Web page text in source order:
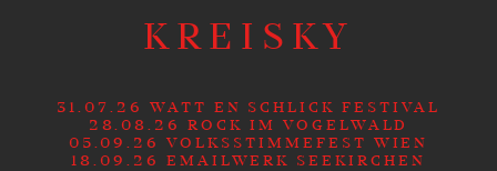
KREISKY
31.07.26 WATT EN SCHLICK FESTIVAL
28.08.26 ROCK IM VOGELWALD
05.09.26 VOLKSSTIMMEFEST WIEN
18.09.26 EMAILWERK SEEKIRCHEN